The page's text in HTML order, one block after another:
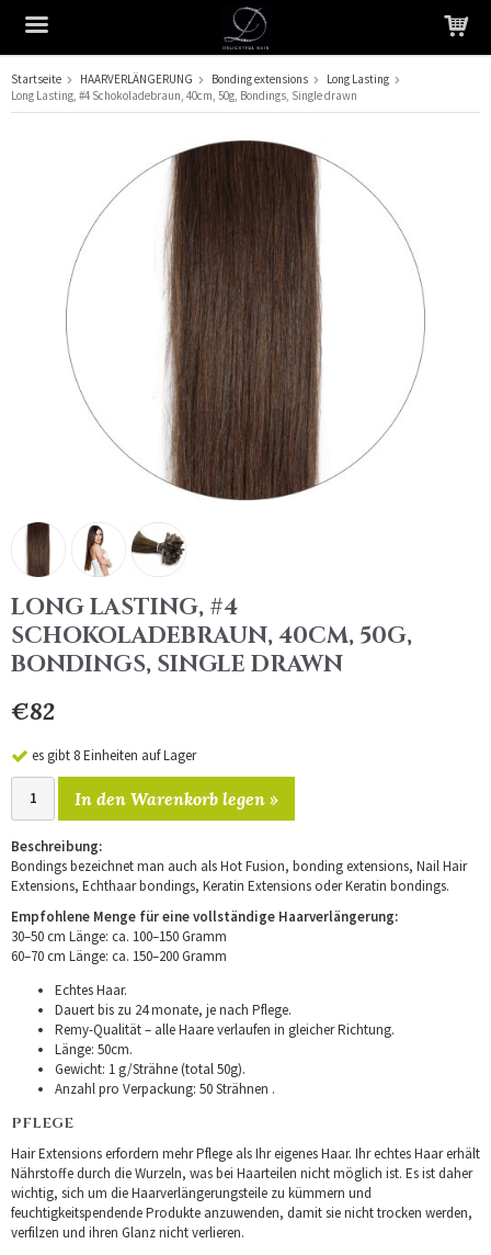
Das Produkt wurde in Ihren Warenkorb gelegt
Startseite HAARVERLÄNGERUNG Bonding extensions
Long Lasting
Long Lasting, #4 Schokoladebraun, 40cm, 50g, Bondings, Single drawn
LONG LASTING, #4
SCHOKOLADEBRAUN, 40CM, 50G,
BONDINGS, SINGLE DRAWN
€82
es gibt 8 Einheiten auf Lager
In den Warenkorb legen »
Beschreibung:
Bondings bezeichnet man auch als Hot Fusion, bonding extensions, Nail Hair
Extensions, Echthaar bondings, Keratin Extensions oder Keratin bondings.
Empfohlene Menge für eine vollständige Haarverlängerung:
30–50 cm Länge: ca. 100–150 Gramm
60–70 cm Länge: ca. 150–200 Gramm
Echtes Haar.
Dauert bis zu 24 monate, je nach Pflege.
Remy-Qualität – alle Haare verlaufen in gleicher Richtung.
Länge: 50cm.
Gewicht: 1 g/Strähne (total 50g).
Anzahl pro Verpackung: 50 Strähnen .
PFLEGE
Hair Extensions erfordern mehr Pflege als Ihr eigenes Haar. Ihr echtes Haar erhält
Nährstoffe durch die Wurzeln, was bei Haarteilen nicht möglich ist. Es ist daher
wichtig, sich um die Haarverlängerungsteile zu kümmern und
feuchtigkeitspendende Produkte anzuwenden, damit sie nicht trocken werden,
verfilzen und ihren Glanz nicht verlieren.